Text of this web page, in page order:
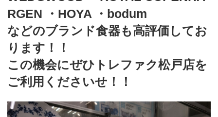
RGEN ・HOYA ・bodum
などのブランド食器も高評価してお
ります！！
この機会にぜひトレファク松戸店を
ご利用くださいせ！！